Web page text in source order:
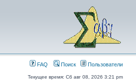
FAQ Поиск Пользователи
Текущее время: Сб авг 08, 2026 3:21 pm